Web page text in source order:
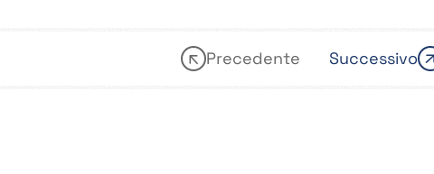
Precedente Successivo2